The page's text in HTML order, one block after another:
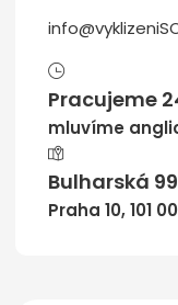
Pracujeme
mluvíme
Bulharská
Praha 10, 101 00